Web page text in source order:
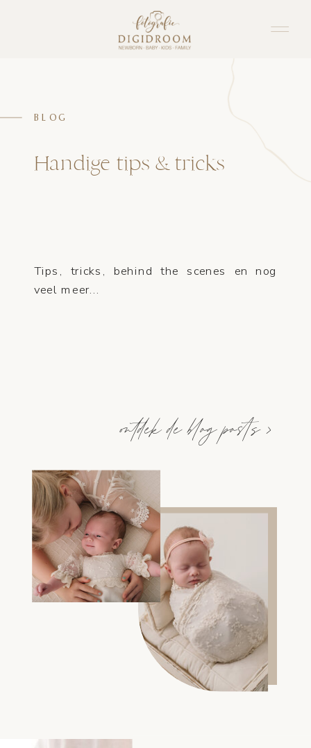
ontdek de blog posts >
Tips, tricks, behind the scenes en nog
veel meer...
Handige tips & tricks
BLOG